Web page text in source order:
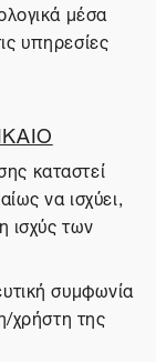
μέσα
υπηρεσίες
καταστεί
να ισχύει,
ισχύς των
συμφωνία
χρήστη της